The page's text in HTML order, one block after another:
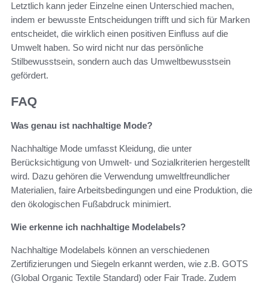
Letztlich kann jeder Einzelne einen Unterschied machen,
indem er bewusste Entscheidungen trifft und sich für Marken
entscheidet, die wirklich einen positiven Einfluss auf die
Umwelt haben. So wird nicht nur das persönliche
Stilbewusstsein, sondern auch das Umweltbewusstsein
gefördert.
FAQ
Was genau ist nachhaltige Mode?
Nachhaltige Mode umfasst Kleidung, die unter
Berücksichtigung von Umwelt- und Sozialkriterien hergestellt
wird. Dazu gehören die Verwendung umweltfreundlicher
Materialien, faire Arbeitsbedingungen und eine Produktion, die
den ökologischen Fußabdruck minimiert.
Wie erkenne ich nachhaltige Modelabels?
Nachhaltige Modelabels können an verschiedenen
Zertifizierungen und Siegeln erkannt werden, wie z.B. GOTS
(Global Organic Textile Standard) oder Fair Trade. Zudem